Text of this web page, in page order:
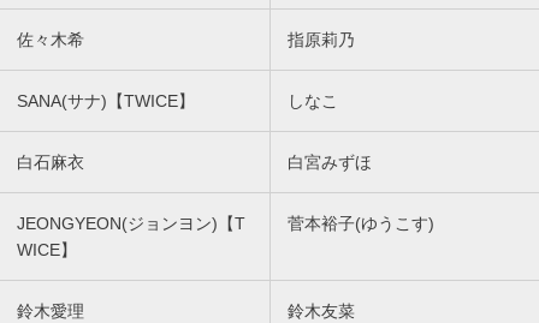
佐々木希 指原莉乃
SANA(サナ)【TWICE】 しなこ
白石麻衣 白宮みずほ
JEONGYEON(ジョンヨン)【T
WICE】
菅本裕子(ゆうこす)
鈴木愛理 鈴木友菜